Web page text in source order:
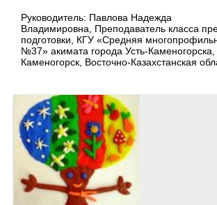
Руководитель: Павлова Надежда
Владимировна, Преподаватель класса
подготовки, КГУ «Средняя
№37» акимата города Усть-Каменогорска,
Каменогорск, Восточно-Казахстанская